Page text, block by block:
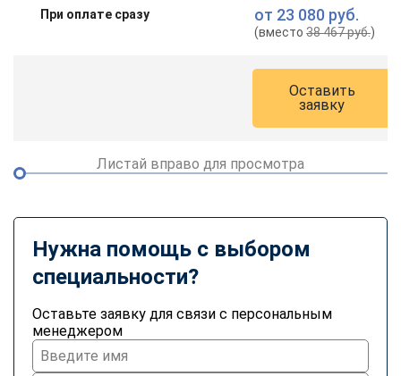
При оплате сразу от 23 080 руб.
(вместо38 467 руб.)
Оставить
заявку
Листай вправо для просмотра
Нужна помощь с выбором
специальности?
Оставьте заявку для связи с персональным
менеджером